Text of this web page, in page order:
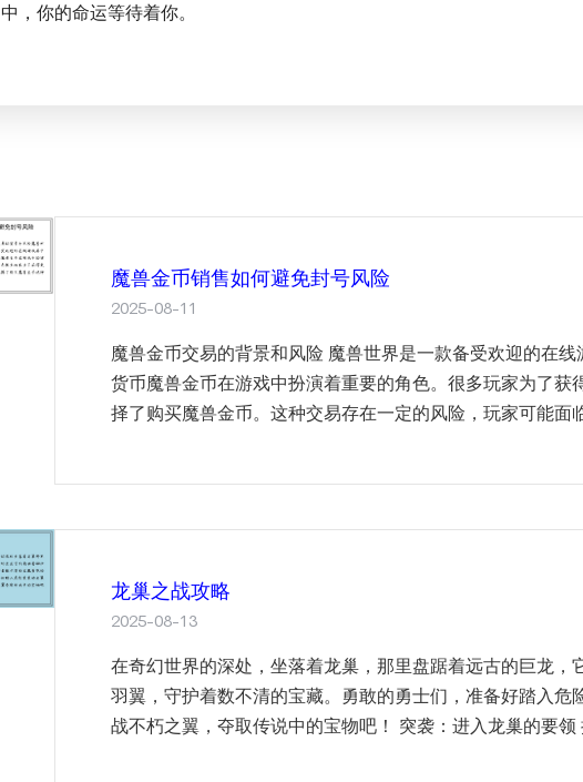
中，你的命运等待着你。
魔兽金币销售如何避免封号风险
2025-08-11
魔兽金币交易的背景和风险 魔兽世界是一款备受欢迎的在
货币魔兽金币在游戏中扮演着重要的角色。很多玩家为了获
择了购买魔兽金币。这种交易存在一定的风险，玩家可能面
龙巢之战攻略
2025-08-13
在奇幻世界的深处，坐落着龙巢，那里盘踞着远古的巨龙，
羽翼，守护着数不清的宝藏。勇敢的勇士们，准备好踏入危
战不朽之翼，夺取传说中的宝物吧！ 突袭：进入龙巢的要领